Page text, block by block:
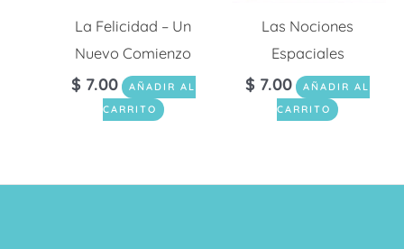
La Felicidad – Un
Nuevo Comienzo
$ 7.00
AÑADIR AL
CARRITO
Las Nociones
Espaciales
$ 7.00
AÑADIR AL
CARRITO